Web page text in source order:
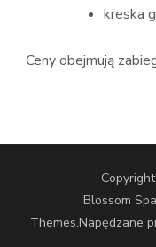
kreska
Ceny obejmują
Blossom
Themes.Napędzane